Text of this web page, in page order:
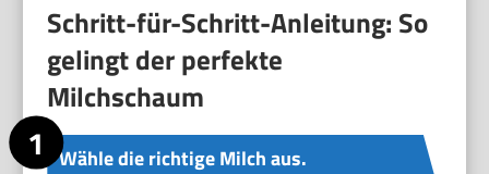
Schritt-für-Schritt-Anleitung: So
gelingt der perfekte
Milchschaum
Wähle die richtige Milch aus.